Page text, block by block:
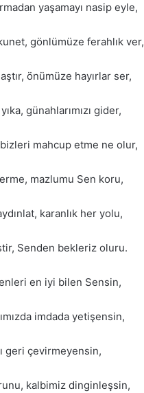
yaşamayı nasip eyle,
gönlümüze ferahlık ver,
önümüze hayırlar ser,
günahlarımızı gider,
mahcup etme ne olur,
mazlumu Sen koru,
karanlık her yolu,
Senden bekleriz oluru.
en iyi bilen Sensin,
imdada yetişensin,
geri çevirmeyensin,
kalbimiz dinginleşsin,